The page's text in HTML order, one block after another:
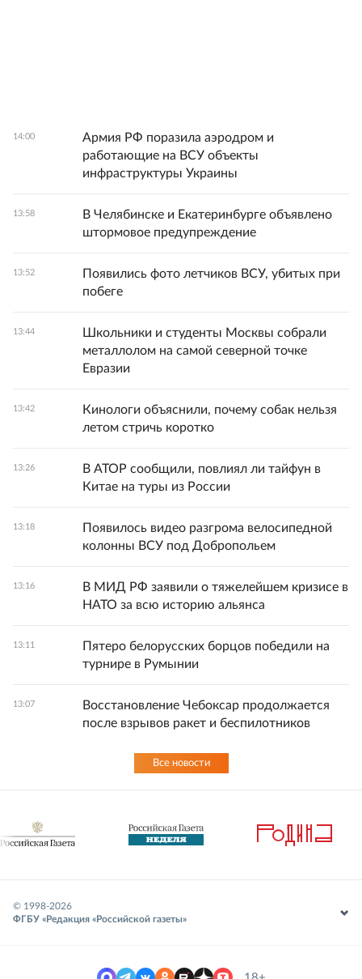
14:00
Армия РФ поразила аэродром и
работающие на ВСУ объекты
инфраструктуры Украины
13:58
В Челябинске и Екатеринбурге объявлено
штормовое предупреждение
13:52
Появились фото летчиков ВСУ, убитых при
побеге
13:44
Школьники и студенты Москвы собрали
металлолом на самой северной точке
Евразии
13:42
Кинологи объяснили, почему собак нельзя
летом стричь коротко
13:26
В АТОР сообщили, повлиял ли тайфун в
Китае на туры из России
13:18
Появилось видео разгрома велосипедной
колонны ВСУ под Добропольем
13:16
В МИД РФ заявили о тяжелейшем кризисе в
НАТО за всю историю альянса
13:11
Пятеро белорусских борцов победили на
турнире в Румынии
13:07
Восстановление Чебоксар продолжается
после взрывов ракет и беспилотников
Все новости
© 1998-2026
ФГБУ «Редакция «Российской газеты»